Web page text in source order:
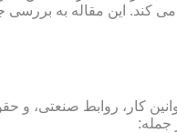
کند. این مقاله به بررسی
کار، روابط صنعتی، و
جمله: